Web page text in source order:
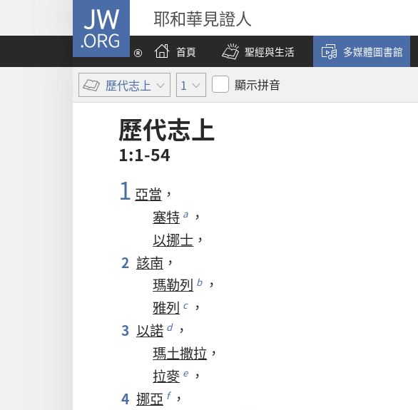
JW.ORG 耶和華見證人
首頁
聖經與生活 多媒體圖書館
歷代志上 1 顯示拼音
歷代志上
1:1-54
1 亞當 ，
塞特 a ，
以挪士 ，
2 該南 ，
瑪勒列 b ，
雅列 c ，
3 以諾 d ，
瑪土撒拉 ，
拉麥 e ，
4 挪亞 f ，